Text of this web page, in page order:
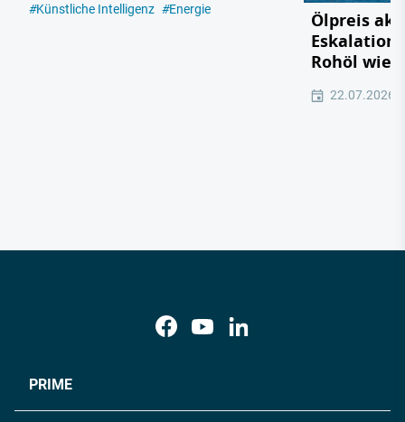
#Künstliche Intelligenz #Energie
Ölpreis
Rohöl
22.07.2026
PRIME